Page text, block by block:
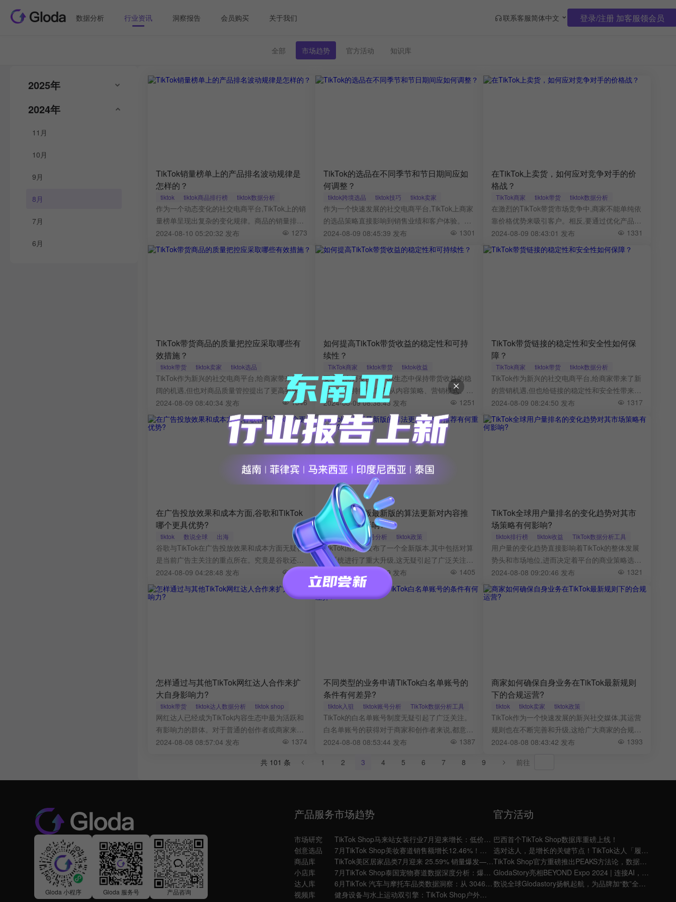
数据分析 行业资讯 洞察报告 会员购买 关于我们 联系客服简体中文 登录/注册 加客服领会员
全部 市场趋势 官方活动 知识库
2025年
2024年
11月
10月
9月
8月
7月
6月
TikTok销量榜单上的产品排名波动规律是
怎样的？
tiktok tiktok商品排行榜 tiktok数据分析
作为一个动态变化的社交电商平台,TikTok上的销
量榜单呈现出复杂的变化规律。商品的销量排名
并非固定不变,而是受到多方面因素的影响而不断
波动。作为TikTok数据分析工具的运营者,深入理
解销量榜单排名波动的规律对于帮助商家制定精
2024-08-10 05:20:32 发布 1273
TikTok的选品在不同季节和节日期间应如
何调整？
tiktok跨境选品 tiktok技巧 tiktok卖家
作为一个快速发展的社交电商平台,TikTok上商家
的选品策略直接影响到销售业绩和客户体验。不
同的季节和节日都会带来特定的消费需求变化,商
家必须精准把握这些变化趋势,及时调整选品策
略,满足用户需求,提高销售转化。
2024-08-09 08:45:39 发布 1301
在TikTok上卖货，如何应对竞争对手的价
格战？
TikTok商家 tiktok带货 tiktok数据分析
在激烈的TikTok带货市场竞争中,商家不能单纯依
靠价格优势来吸引客户。相反,要通过优化产品定
价、强化品牌价值、提升客户体验等全方位策略,
提升自身的竞争力和盈利能力。
2024-08-09 08:43:01 发布 1331
TikTok带货商品的质量把控应采取哪些有
效措施？
tiktok带货 tiktok卖家 tiktok选品
TikTok作为新兴的社交电商平台,给商家带来了广
阔的机遇,但也对商品质量管控提出了更高要求。
2024-08-09 08:40:34 发布
1346
如何提高TikTok带货收益的稳定性和可持
续性？
TikTok商家 tiktok带货 tiktok收益
要在瞬息万变的TikTok生态中保持带货收益的稳
定性和可持续性,需要从内容策略、营销模式、数
据分析等多个维度进行全方位的优化和创新。
2024-08-09 08:38:43 发布 1251
TikTok带货链接的稳定性和安全性如何保
障？
TikTok商家 tiktok带货 tiktok数据分析
TikTok作为新兴的社交电商平台,给商家带来了新
的营销机遇,但也给链接的稳定性和安全性带来了
挑战。运营者需要从链接构建、内容发布、流量
监测等方面,采取有效措施来保障TikTok带货链接
的稳定性和安全性,从而提升营销效果,降低经营
2024-08-09 08:24:50 发布 1317
在广告投放效果和成本方面,谷歌和TikTok
哪个更具优势?
tiktok 数说全球 出海
谷歌与TikTok在广告投放效果和成本方面无疑都
是当前广告主关注的重点所在。究竟是谷歌还是
TikTok在这些关键指标上表现更为出色呢?
2024-08-09 04:28:48 发布 1392
TikTok国外版最新版的算法更新对内容推
荐有何重大影响?
出海 tiktok账号分析 tiktok政策
TikTok国外版发布了一个全新版本,其中包括对算
法系统进行了重大升级,这无疑引起了广泛关注。
TikTok的内容推荐算法关乎到用户体验、内容生
态,以及商家运营等方方面面。
2024-08-09 03:21:09 发布 1405
TikTok全球用户量排名的变化趋势对其市
场策略有何影响?
tiktok排行榜 tiktok收益 TikTok数据分析工具
用户量的变化趋势直接影响着TikTok的整体发展
势头和市场地位,进而决定着平台的商业策略选
择。TikTok全球用户量排名的具体变化特点是什
么?这些变化又将如何影响其未来的市场策略呢?
2024-08-08 09:20:46 发布 1321
怎样通过与其他TikTok网红达人合作来扩
大自身影响力?
tiktok带货 tiktok达人数据分析 tiktok shop
网红达人已经成为TikTok内容生态中最为活跃和
有影响力的群体。对于普通的创作者或商家来说,
如何通过与这些头部网红进行合作,来帮助自身扩
2024-08-08 08:57:04 发布 1374
不同类型的业务申请TikTok白名单账号的
条件有何差异?
tiktok入驻 tiktok账号分析 TikTok数据分析工具
TikTok的白名单账号制度无疑引起了广泛关注。
白名单账号的获得对于商家和创作者来说,都意味
着在平台上获得更多的资源支持和优势地位。
2024-08-08 08:53:44 发布 1387
商家如何确保自身业务在TikTok最新规则
下的合规运营?
tiktok tiktok卖家 tiktok政策
TikTok作为一个快速发展的新兴社交媒体,其运营
规则也在不断完善和升级,这给广大商家的合规经
营带来了一定的挑战。
2024-08-08 08:43:42 发布 1393
共 101 条 1 2 3 4 5 6 7 8 9 前往
Gloda 小程序 Gloda 服务号 产品咨询
产品服务
市场研究
创意选品
商品库
小店库
达人库
视频库
市场趋势
TikTok Shop马来站女装行业7月迎来增长：低价爆品强势带动，直播转化能力成关键
7月TikTok Shop美妆赛道销售额增长12.46%！头部护理逆袭，性价比内容成新爆款密码
TikTok美区居家品类7月迎来 25.59% 销量爆发——四大维度解析增长密码与选品策略
7月TikTok Shop泰国宠物赛道数据深度分析：爆发信号已现，谁能抓住下一个红利？
6月TikTok 汽车与摩托车品类数据洞察：从 3046 万美金销售额看行业增长逻辑与破局策略
健身设备与水上运动双引擎：TikTok Shop户外品类深度分析
官方活动
巴西首个TikTok Shop数据库重磅上线！
选对达人，是增长的关键节点！TikTok达人「履约率」功能上线，带来更稳健的合作体验
TikTok Shop官方重磅推出PEAKS方法论，数据驱动实现2025跨境共赢！
GlodaStory亮相BEYOND Expo 2024 | 连接AI，共享出海增长
数说全球Glodastory扬帆起航，为品牌加“数”全球生意